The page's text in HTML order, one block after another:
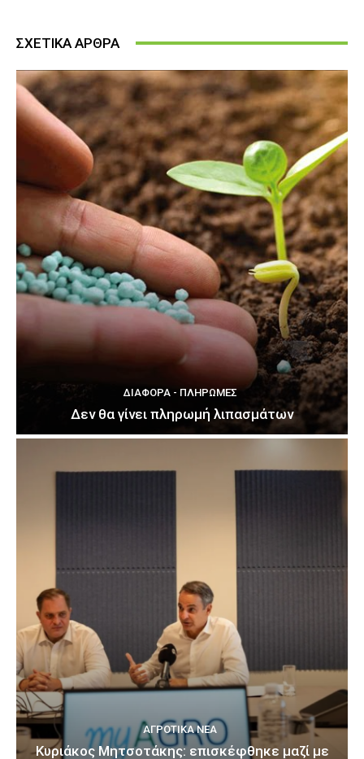
ΣΧΕΤΙΚΑ ΑΡΘΡΑ
ΔΙΆΦΟΡΑ - ΠΛΗΡΩΜΈΣ
Δεν θα γίνει πληρωμή λιπασμάτων
ΑΓΡΟΤΙΚΆ ΝΈΑ
Κυριάκος Μητσοτάκης: επισκέφθηκε μαζί με